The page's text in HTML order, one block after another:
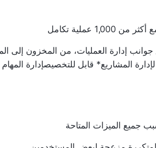
عملية تكامل
إدارة العمليات، من المخزون إلى
المشاريع* قابل للتخصيصإدارة المهام
جميع الميزات المتاحة